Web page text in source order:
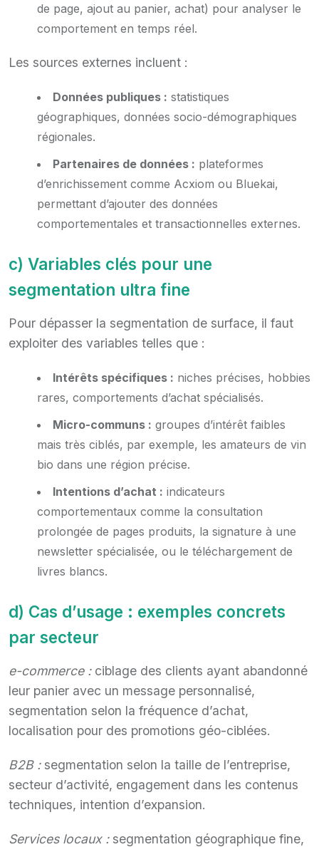
de page, ajout au panier, achat) pour analyser le
comportement en temps réel.
Les sources externes incluent :
Données publiques : statistiques
géographiques, données socio-démographiques
régionales.
Partenaires de données : plateformes
d’enrichissement comme Acxiom ou Bluekai,
permettant d’ajouter des données
comportementales et transactionnelles externes.
c) Variables clés pour une
segmentation ultra fine
Pour dépasser la segmentation de surface, il faut
exploiter des variables telles que :
Intérêts spécifiques : niches précises, hobbies
rares, comportements d’achat spécialisés.
Micro-communs : groupes d’intérêt faibles
mais très ciblés, par exemple, les amateurs de vin
bio dans une région précise.
Intentions d’achat : indicateurs
comportementaux comme la consultation
prolongée de pages produits, la signature à une
newsletter spécialisée, ou le téléchargement de
livres blancs.
d) Cas d’usage : exemples concrets
par secteur
e-commerce :ciblage des clients ayant abandonné
leur panier avec un message personnalisé,
segmentation selon la fréquence d’achat,
localisation pour des promotions géo-ciblées.
B2B :segmentation selon la taille de l’entreprise,
secteur d’activité, engagement dans les contenus
techniques, intention d’expansion.
Services locaux :segmentation géographique fine,